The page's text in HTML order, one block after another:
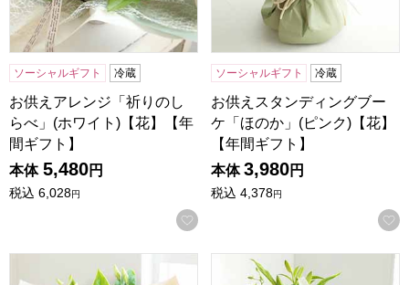
ソーシャルギフト 冷蔵
お供えアレンジ「祈りのし
らべ」(ホワイト)【花】【年
間ギフト】
本体 5,480円
税込 6,028円
お気に入りに登録する
ソーシャルギフト 冷蔵
お供えスタンディングブー
ケ「ほのか」(ピンク)【花】
【年間ギフト】
本体 3,980円
税込 4,378円
お供えアレンジ『華づつみ』(ホワイト)【花】【年間ギフト
お供えアレンジ「エタニテ